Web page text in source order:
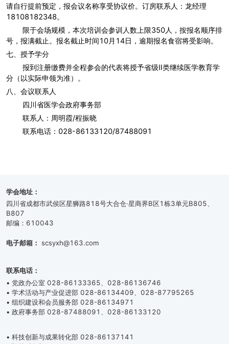
请自行提前预定，报会议名称享受协议价。订房联系人：龙经理
18108182348。
限于会场规模，本次培训会参训人数上限350人，按报名顺序排
号，报满截止。报名截止时间10月14日，逾期报名食宿将受影响。
七、授予学分
报到注册缴费并全程参会的代表将授予省级Ⅱ类继续医学教育学
分（以实际申领为准）。
八、会议联系人
四川省医学会政府事务部
联系人：周明霞/程振晓
联系电话：028-86133120/87488091
学会地址：
四川省成都市武侯区星狮路818号大合仓·星商界B区1栋3单元B805、
B807
邮编：610043
电子邮箱： scsyxh@163.com
联系电话：
• 党政办公室 028-86133365、028-86136746
• 学术活动与产业促进部 028-86134409、028-87795265
• 组织建设和会员服务部 028-86134971
• 政府事务部 028-87488091、028-86133120
• 科技创新与成果转化部 028-86137141